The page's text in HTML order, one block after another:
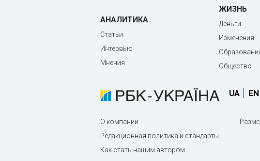
АНАЛИТИКА
Статьи
Интервью
Мнения
ЖИЗНЬ
Деньги
Изменения
Общество
UA EN
О компании
Редакционная политика и стандарты
Как стать нашим автором